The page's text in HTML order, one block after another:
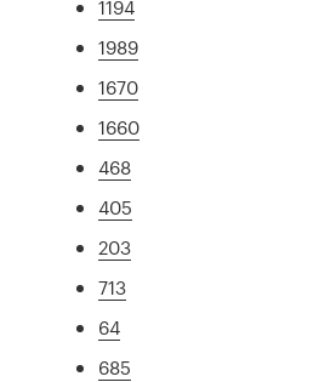
1194
1989
1670
1660
468
405
203
713
64
685